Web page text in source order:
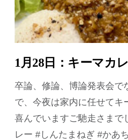
1月28日：キーマカ
卒論、修論、博論発表会で
で、今夜は家内に任せてキ
喜んでいますご馳走さまで
レー #しんたまねぎ #かあ